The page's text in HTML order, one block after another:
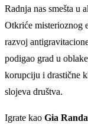
Radnja nas smešta u
Otkriće misterioznog
razvoj
podigao grad u
korupciju i drastične
slojeva društva.
Igrate kao Gia